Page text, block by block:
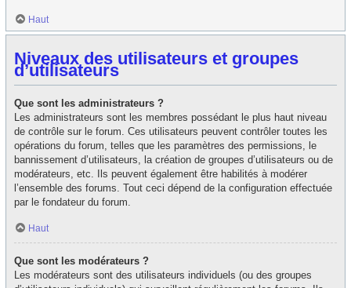
Haut
Niveaux des utilisateurs et groupes
d’utilisateurs
Que sont les administrateurs ?
Les administrateurs sont les membres possédant le plus haut niveau
de contrôle sur le forum. Ces utilisateurs peuvent contrôler toutes les
opérations du forum, telles que les paramètres des permissions, le
bannissement d’utilisateurs, la création de groupes d’utilisateurs ou de
modérateurs, etc. Ils peuvent également être habilités à modérer
l’ensemble des forums. Tout ceci dépend de la configuration effectuée
par le fondateur du forum.
Haut
Que sont les modérateurs ?
Les modérateurs sont des utilisateurs individuels (ou des groupes